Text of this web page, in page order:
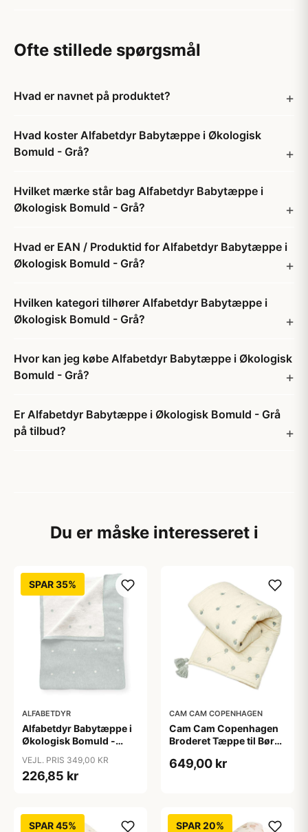
Ofte stillede spørgsmål
Hvad er navnet på produktet?
Hvad koster Alfabetdyr Babytæppe i Økologisk
Bomuld - Grå?
Hvilket mærke står bag Alfabetdyr Babytæppe i
Økologisk Bomuld - Grå?
Hvad er EAN / Produktid for Alfabetdyr Babytæppe i
Økologisk Bomuld - Grå?
Hvilken kategori tilhører Alfabetdyr Babytæppe i
Økologisk Bomuld - Grå?
Hvor kan jeg købe Alfabetdyr Babytæppe i Økologisk
Bomuld - Grå?
Er Alfabetdyr Babytæppe i Økologisk Bomuld - Grå
på tilbud?
Du er måske interesseret i
SPAR 35%
ALFABETDYR
Alfabetdyr Babytæppe i
Økologisk Bomuld -
VEJL. PRIS 349,00 KR
226,85 kr
CAM CAM COPENHAGEN
Cam Cam Copenhagen
Broderet Tæppe til Børn
649,00 kr
SPAR 45% SPAR 20%